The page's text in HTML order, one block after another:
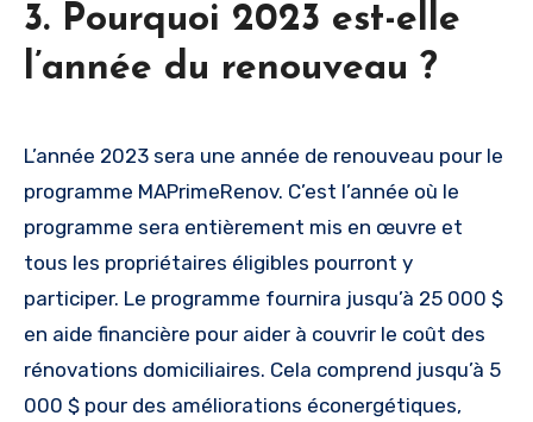
3. Pourquoi 2023 est-elle
l’année du renouveau ?
L’année 2023 sera une année de renouveau pour le
programme MAPrimeRenov. C’est l’année où le
programme sera entièrement mis en œuvre et
tous les propriétaires éligibles pourront y
participer. Le programme fournira jusqu’à 25 000 $
en aide financière pour aider à couvrir le coût des
rénovations domiciliaires. Cela comprend jusqu’à 5
000 $ pour des améliorations éconergétiques,